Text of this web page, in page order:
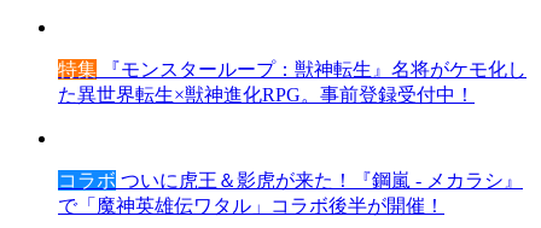
特集 『モンスターループ：獣神転生』名将がケモ化し
た異世界転生×獣神進化RPG。事前登録受付中！
コラボ ついに虎王＆影虎が来た！『鋼嵐 - メカラシ』
で「魔神英雄伝ワタル」コラボ後半が開催！